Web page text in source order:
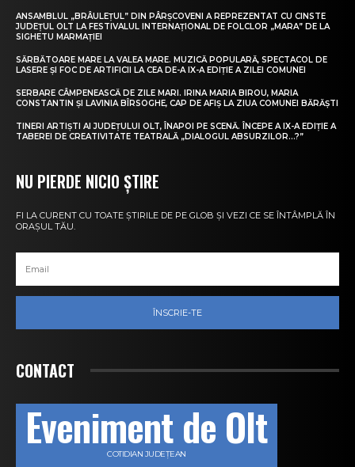
ANSAMBLUL „BRÂULEȚUL” DIN PÂRȘCOVENI A REPREZENTAT CU CINSTE
JUDEȚUL OLT LA FESTIVALUL INTERNAȚIONAL DE FOLCLOR „MARA” DE LA
SIGHETU MARMAȚIEI
SĂRBĂTOARE MARE LA VALEA MARE. MUZICĂ POPULARĂ, SPECTACOL DE
LASERE ȘI FOC DE ARTIFICII LA CEA DE-A IX-A EDIȚIE A ZILEI COMUNEI
SERBARE CÂMPENEASCĂ DE ZILE MARI. IRINA MARIA BIROU, MARIA
CONSTANTIN ȘI LAVINIA BÎRSOGHE, CAP DE AFIȘ LA ZIUA COMUNEI BĂRĂȘTI
TINERI ARTIȘTI AI JUDEȚULUI OLT, ÎNAPOI PE SCENĂ. ÎNCEPE A IX-A EDIȚIE A
TABEREI DE CREATIVITATE TEATRALĂ „DIALOGUL ABSURZILOR…?”
NU PIERDE NICIO ȘTIRE
FI LA CURENT CU TOATE ȘTIRILE DE PE GLOB ȘI VEZI CE SE ÎNTÂMPLĂ ÎN
ORAȘUL TĂU.
ÎNSCRIE-TE
CONTACT
Eveniment de Olt
COTIDIAN JUDEȚEAN